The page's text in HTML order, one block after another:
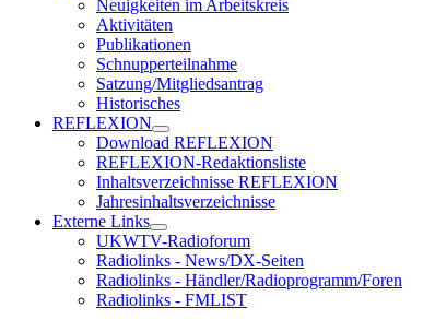
Neuigkeiten im Arbeitskreis
Aktivitäten
Publikationen
Schnupperteilnahme
Satzung/Mitgliedsantrag
Historisches
REFLEXION
Download REFLEXION
REFLEXION-Redaktionsliste
Inhaltsverzeichnisse REFLEXION
Jahresinhaltsverzeichnisse
Externe Links
UKWTV-Radioforum
Radiolinks - News/DX-Seiten
Radiolinks - Händler/Radioprogramm/Foren
Radiolinks - FMLIST